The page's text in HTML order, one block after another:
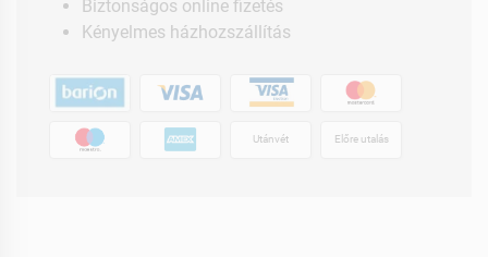
Biztonságos online fizetés
Kényelmes házhozszállítás
Utánvét Előre utalás